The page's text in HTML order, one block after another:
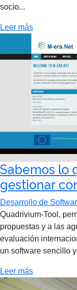
socio...
Leer más
Sabemos lo
gestionar
Desarrollo de
Quadrivium-Tool,
propuestas y a las
evaluación
un software sencillo
Leer más